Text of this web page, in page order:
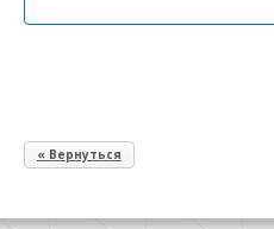
« Вернуться